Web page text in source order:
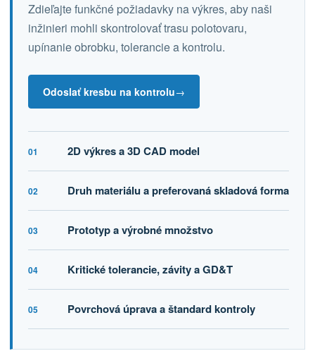
Zdieľajte funkčné požiadavky na výkres, aby naši
inžinieri mohli skontrolovať trasu polotovaru,
upínanie obrobku, tolerancie a kontrolu.
Odoslať kresbu na kontrolu→
01 2D výkres a 3D CAD model
02 Druh materiálu a preferovaná skladová forma
03 Prototyp a výrobné množstvo
04 Kritické tolerancie, závity a GD&T
05 Povrchová úprava a štandard kontroly